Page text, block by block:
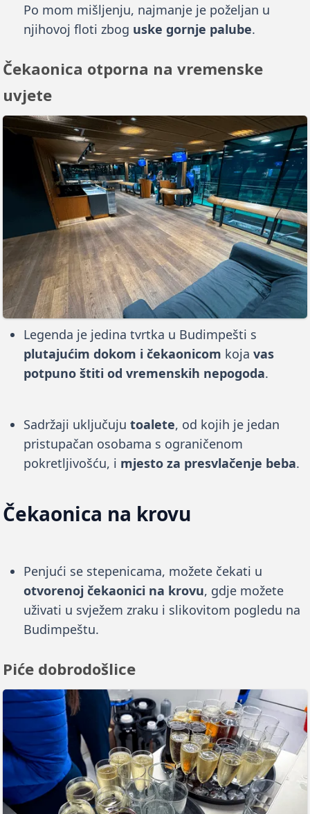
Po mom mišljenju, najmanje je poželjan u
njihovoj floti zbog uske gornje palube.
Čekaonica otporna na vremenske
uvjete
Legenda je jedina tvrtka u Budimpešti s
plutajućim dokom i čekaonicom kojavas
potpuno štiti od vremenskih nepogoda.
Sadržaji uključujutoalete, od kojih je jedan
pristupačan osobama s ograničenom
pokretljivošću, i mjesto za presvlačenje beba.
Čekaonica na krovu
Penjući se stepenicama, možete čekati u
otvorenoj čekaonici na krovu, gdje možete
uživati u svježem zraku i slikovitom pogledu na
Budimpeštu.
Piće dobrodošlice